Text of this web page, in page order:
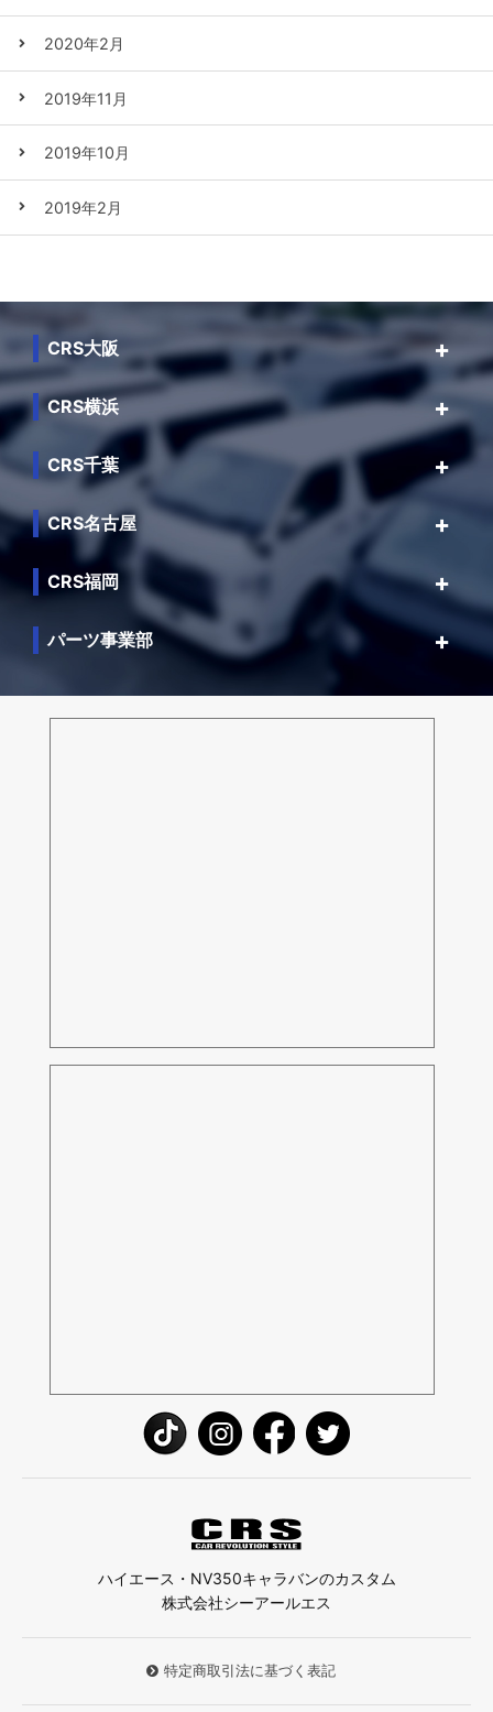
2020年2月
2019年11月
2019年10月
2019年2月
CRS大阪
CRS横浜
CRS千葉
CRS名古屋
CRS福岡
パーツ事業部
ハイエース・NV350キャラバンのカスタム
株式会社シーアールエス
特定商取引法に基づく表記